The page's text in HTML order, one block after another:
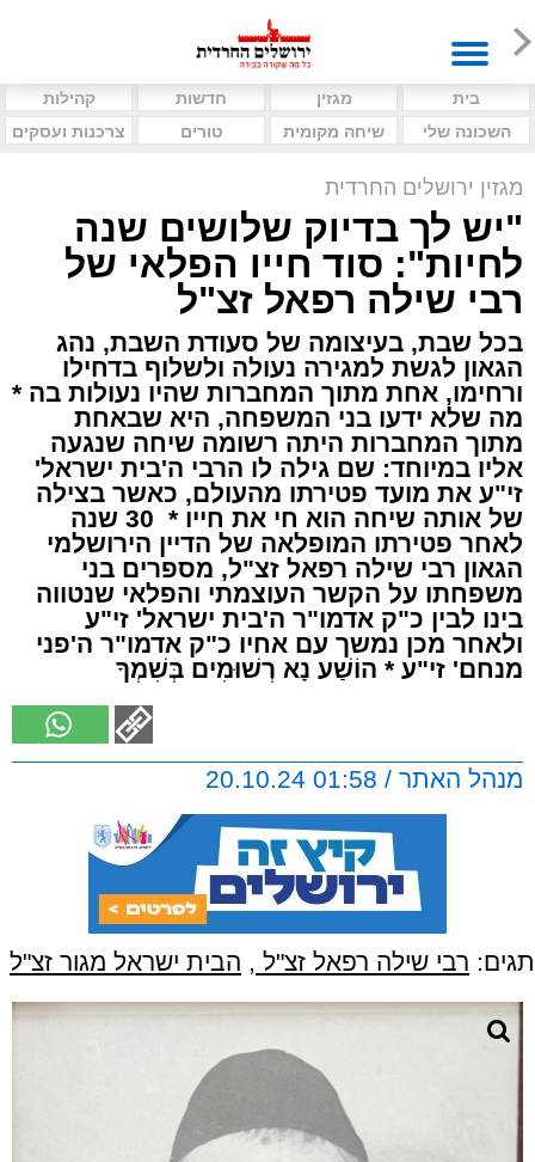
בית מגזין חדשות
קהילות
השכונה שלי
שיחה מקומית טורים צרכנות ועסקים
מגזין ירושלים החרדית
"יש לך בדיוק שלושים שנה
לחיות": סוד חייו הפלאי של
רבי שילה רפאל זצ"ל
בכל שבת, בעיצומה של סעודת השבת, נהג
הגאון לגשת למגירה נעולה ולשלוף בדחילו
ורחימו, אחת מתוך המחברות שהיו נעולות בה *
מה שלא ידעו בני המשפחה, היא שבאחת
מתוך המחברות היתה רשומה שיחה שנגעה
אליו במיוחד: שם גילה לו הרבי ה'בית ישראל'
זי"ע את מועד פטירתו מהעולם, כאשר בצילה
של אותה שיחה הוא חי את חייו * 30 שנה
לאחר פטירתו המופלאה של הדיין הירושלמי
הגאון רבי שילה רפאל זצ"ל, מספרים בני
משפחתו על הקשר העוצמתי והפלאי שנטווה
בינו לבין כ"ק אדמו"ר ה'בית ישראל' זי"ע
ולאחר מכן נמשך עם אחיו כ"ק אדמו"ר ה'פני
מנחם' זי"ע * הוֹשַׁע נָא רְשׁוּמִים בְּשִׁמְךָ
מנהל האתר / 01:58 20.10.24
תגים: רבי שילה רפאל זצ"ל , הבית ישראל מגור זצ"ל